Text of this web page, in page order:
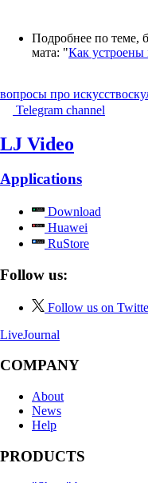
Подробнее по теме,
мата: "Как
вопросы про искусство
Telegram channel
LJ Video
Applications
Download
Huawei
RuStore
Follow us:
Follow us on
LiveJournal
COMPANY
About
News
Help
PRODUCTS